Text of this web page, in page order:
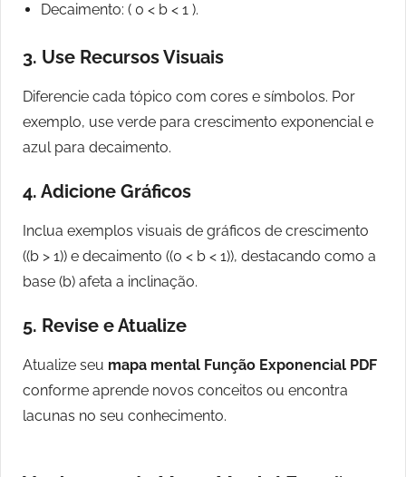
Decaimento: ( 0 < b < 1 ).
3. Use Recursos Visuais
Diferencie cada tópico com cores e símbolos. Por
exemplo, use verde para crescimento exponencial e
azul para decaimento.
4. Adicione Gráficos
Inclua exemplos visuais de gráficos de crescimento
((b > 1)) e decaimento ((0 < b < 1)), destacando como a
base (b) afeta a inclinação.
5. Revise e Atualize
Atualize seu mapa mental Função Exponencial PDF
conforme aprende novos conceitos ou encontra
lacunas no seu conhecimento.